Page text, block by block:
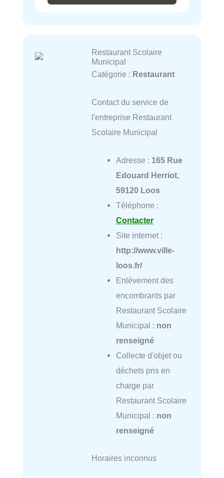
Restaurant Scolaire
Municipal
Catégorie : Restaurant
Contact du service de
l'entreprise Restaurant
Scolaire Municipal
Adresse : 165 Rue
Edouard Herriot,
59120 Loos
Téléphone :
Contacter
Site internet :
http://www.ville-
loos.fr/
Enlèvement des
encombrants par
Restaurant Scolaire
Municipal : non
renseigné
Collecte d'objet ou
déchets pris en
charge par
Restaurant Scolaire
Municipal : non
renseigné
Horaires inconnus